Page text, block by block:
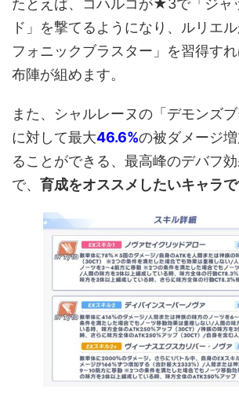
たとえば、コハルコが★3で「ジャ
ド」を撃てるようになり、ルリエ
フォニックブラスター」を習得す
布陣が組めます。
また、シャルレーヌの「デモンズ
に対して最大46.6%の被ダメージ
ることができる、最高峰のデバフ
で、 育成をオススメしたいキャラで